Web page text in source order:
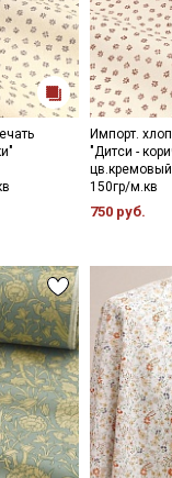
Импорт.
"Дитси -
150гр/м.кв
750 руб.